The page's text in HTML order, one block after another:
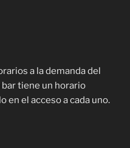
a la demanda del
tiene un horario
en el acceso a cada uno.